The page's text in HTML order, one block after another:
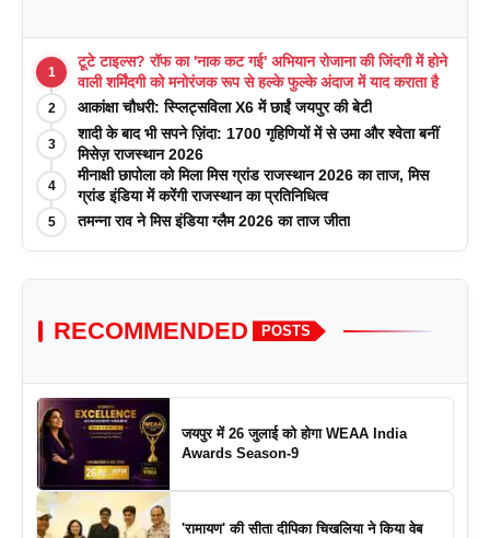
1
टूटे टाइल्स? रॉफ का 'नाक कट गई' अभियान रोजाना की जिंदगी में होने
वाली शर्मिंदगी को मनोरंजक रूप से हल्के फुल्के अंदाज में याद कराता है
2 आकांक्षा चौधरी: स्प्लिट्सविला X6 में छाईं जयपुर की बेटी
3
शादी के बाद भी सपने ज़िंदा: 1700 गृहिणियों में से उमा और श्वेता बनीं
मिसेज़ राजस्थान 2026
4
मीनाक्षी छापोला को मिला मिस ग्रांड राजस्थान 2026 का ताज, मिस
ग्रांड इंडिया में करेंगी राजस्थान का प्रतिनिधित्व
5 तमन्ना राव ने मिस इंडिया ग्लैम 2026 का ताज जीता
RECOMMENDED POSTS
जयपुर में 26 जुलाई को होगा WEAA India
Awards Season-9
'रामायण' की सीता दीपिका चिखलिया ने किया वेब